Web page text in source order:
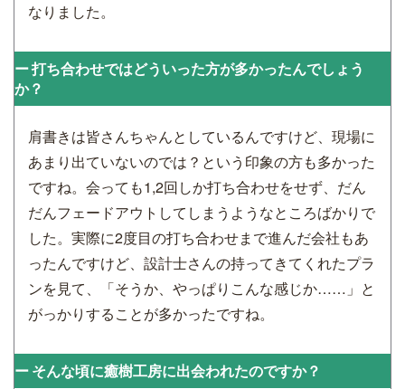
なりました。
打ち合わせではどういった方が多かったんでしょう
か？
肩書きは皆さんちゃんとしているんですけど、現場に
あまり出ていないのでは？という印象の方も多かった
ですね。会っても1,2回しか打ち合わせをせず、だん
だんフェードアウトしてしまうようなところばかりで
した。実際に2度目の打ち合わせまで進んだ会社もあ
ったんですけど、設計士さんの持ってきてくれたプラ
ンを見て、「そうか、やっぱりこんな感じか……」と
がっかりすることが多かったですね。
そんな頃に癒樹工房に出会われたのですか？